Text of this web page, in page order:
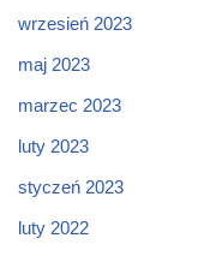
wrzesień 2023
maj 2023
marzec 2023
luty 2023
styczeń 2023
luty 2022